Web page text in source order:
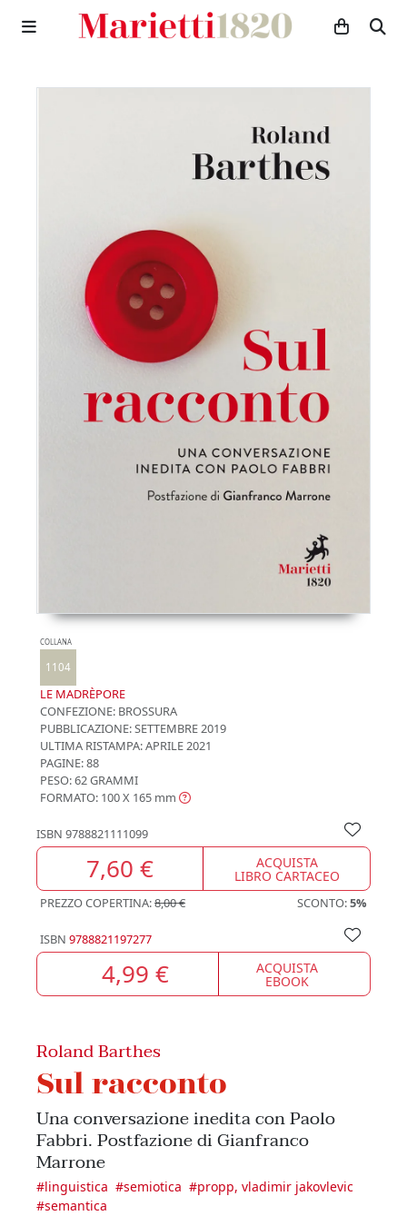
COLLANA
1104
LE MADRÈPORE
CONFEZIONE: BROSSURA
PUBBLICAZIONE:SETTEMBRE 2019
ULTIMA RISTAMPA:APRILE 2021
PAGINE: 88
PESO: 62 GRAMMI
FORMATO: 100 X 165 mm
ISBN 9788821111099
7,60 € ACQUISTA
LIBRO CARTACEO
PREZZO COPERTINA:8,00 € SCONTO:5%
ISBN 9788821197277
4,99 € ACQUISTA
EBOOK
Roland Barthes
Sul racconto
Una conversazione inedita con Paolo
Fabbri. Postfazione di Gianfranco
Marrone
#linguistica #semiotica #propp, vladimir jakovlevic
#semantica